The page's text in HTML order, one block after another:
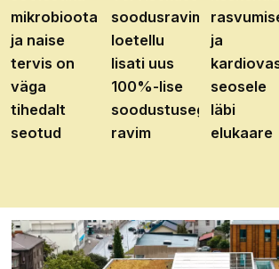
mikrobioota
ja naise
tervis on
väga
tihedalt
seotud
soodusravimite
loetellu
lisati uus
100%-lise
soodustusega
ravim
ja
seosele
läbi
elukaare